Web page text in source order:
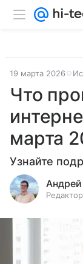
19 марта 2026
Что
марта
Узнайте